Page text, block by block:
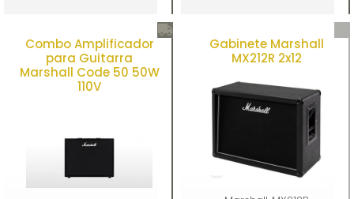
Comprar Comprar
Combo Amplificador
para Guitarra
Marshall Code 50 50W
110V
Gabinete Marshall
MX212R 2x12